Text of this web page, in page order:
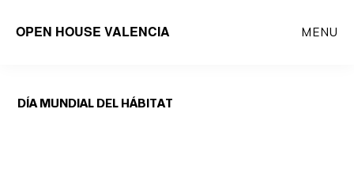
OPEN HOUSE VALENCIA MENU
DÍA MUNDIAL DEL HÁBITAT